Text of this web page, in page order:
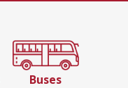
Buses